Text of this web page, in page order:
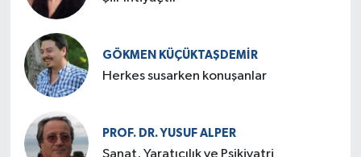
GÖKMEN KÜÇÜKTAŞDEMIR
Herkes susarken konuşanlar
PROF. DR. YUSUF ALPER
Sanat, Yaratıcılık ve Psikiyatri